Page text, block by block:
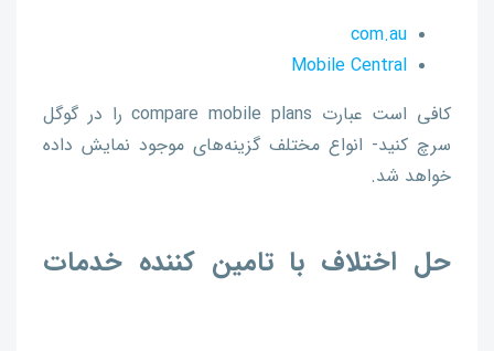
com.au
Mobile Central
کافی است عبارت compare mobile plans را در گوگل
سرچ کنید- انواع مختلف گزینه‌های موجود نمایش داده
خواهد شد.
حل اختلاف با تامین کننده خدمات